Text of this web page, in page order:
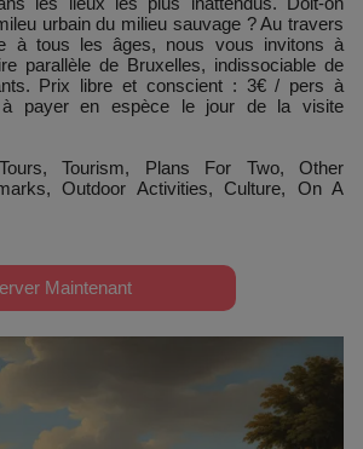
urbain du milieu sauvage ? Au travers
à tous les âges, nous vous invitons à
parallèle de Bruxelles, indissociable de
Prix libre et conscient : 3€ / pers à
à payer en espèce le jour de la visite
Tourism, Plans For Two, Other
Outdoor Activities, Culture, On A
Maintenant